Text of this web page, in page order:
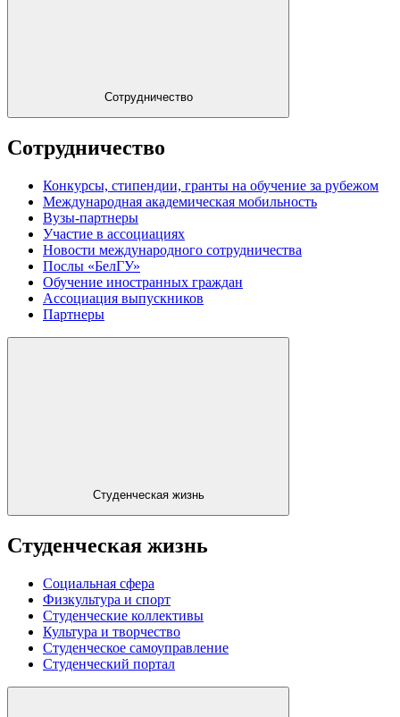
Сотрудничество
Сотрудничество
Конкурсы, стипендии, гранты на обучение за рубежом
Международная академическая мобильность
Вузы-партнеры
Участие в ассоциациях
Новости международного сотрудничества
Послы «БелГУ»
Обучение иностранных граждан
Ассоциация выпускников
Партнеры
Студенческая жизнь
Студенческая жизнь
Социальная сфера
Физкультура и спорт
Студенческие коллективы
Культура и творчество
Студенческое самоуправление
Студенческий портал